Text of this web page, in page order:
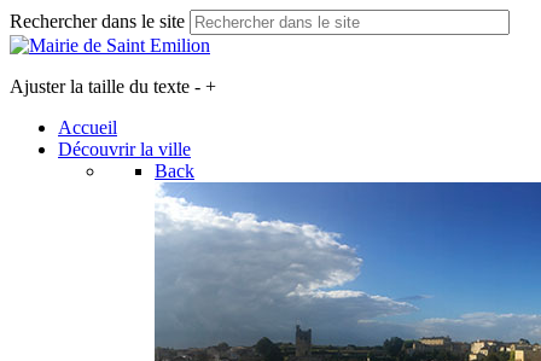
Rechercher dans le site
Ajuster la taille du texte - +
Accueil
Découvrir la ville
Back